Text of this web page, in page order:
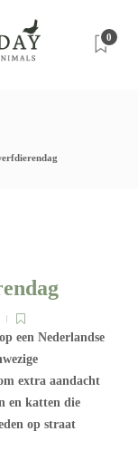
0
een Nederlandse
extra aandacht
en katten die
op straat